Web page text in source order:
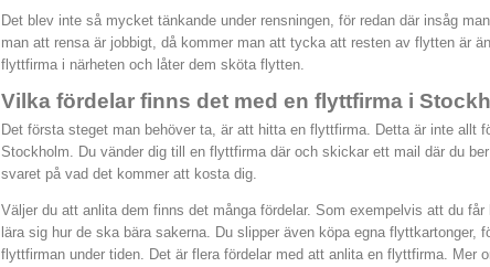
Det blev inte så mycket tänkande under rensningen, för redan där insåg
man att rensa är jobbigt, då kommer man att tycka att resten av flytten är
flyttfirma i närheten och låter dem sköta flytten.
Vilka fördelar finns det med en flyttfirma i
Det första steget man behöver ta, är att hitta en flyttfirma. Detta är inte allt
Stockholm. Du vänder dig till en flyttfirma där och skickar ett mail där du
svaret på vad det kommer att kosta dig.
Väljer du att anlita dem finns det många fördelar. Som exempelvis att du
lära sig hur de ska bära sakerna. Du slipper även köpa egna flyttkartonger,
flyttfirman under tiden. Det är flera fördelar med att anlita en flyttfirma. Mer